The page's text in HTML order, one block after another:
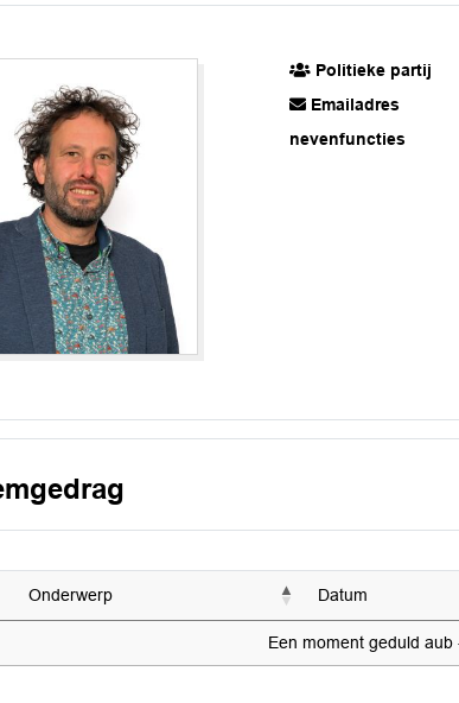
Politieke partij
Emailadres
nevenfuncties
Onderwerp Datum
Een moment geduld